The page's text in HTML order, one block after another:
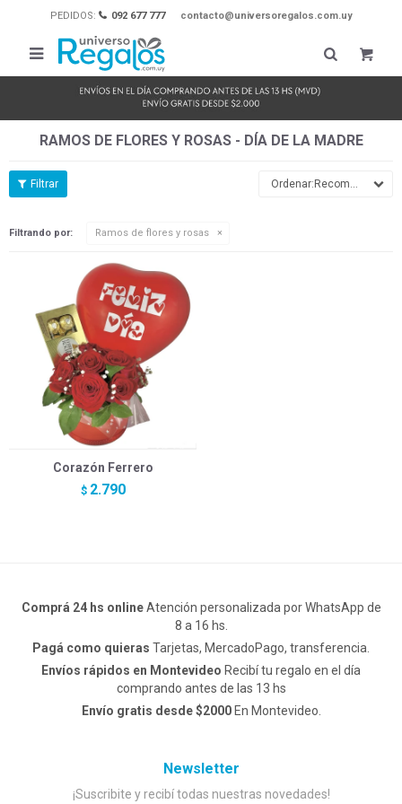
PEDIDOS: 092 677 777 contacto@universoregalos.com.uy

RAMOS DE FLORES Y ROSAS - DÍA DE LA MADRE
Recomendados
Filtrando por: Ramos de flores y rosas
Corazón Ferrero
$ 2.790
Comprá 24 hs onlineAtención personalizada por WhatsApp de
8 a 16 hs.
Pagá como quieras Tarjetas, MercadoPago, transferencia.
Envíos rápidos en Montevideo Recibí tu regalo en el día
comprando antes de las 13 hs
Envío gratis desde $2000En Montevideo.
Newsletter
¡Suscribite y recibí todas nuestras novedades!